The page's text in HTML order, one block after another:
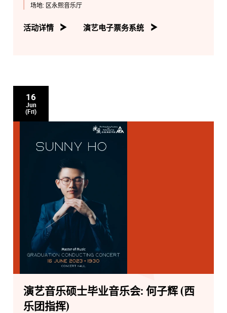
场地: 区永熙音乐厅
活动详情 演艺电子票务系统
16
Jun
(Fri)
演艺音乐硕士毕业音乐会: 何子辉 (西
乐团指挥)